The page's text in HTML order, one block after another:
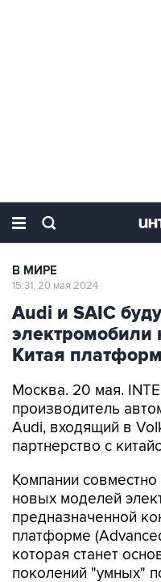
В МИРЕ
15:31, 20 мая 2024
Audi и SAIC
электромобили
Китая
Москва. 20 мая.
производитель
Audi, входящий в
партнерство с
Компании
новых моделей
предназначенной
платформе
которая станет
поколений "умных"